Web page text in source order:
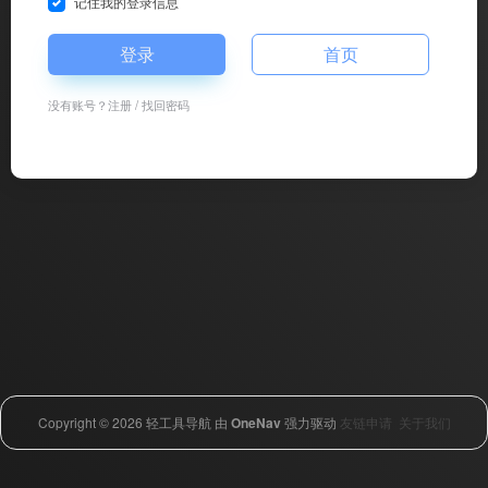
登录 首页
没有账号？注册/找回密码
Copyright © 2026 轻工具导航 由 OneNav强力驱动 友链申请 关于我们